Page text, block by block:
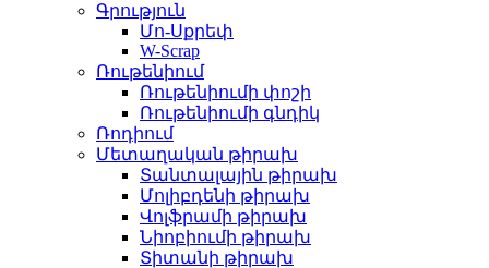
Գրություն
Մո-Սքրեփ
W-Scrap
Ռութենիում
Ռութենիումի փոշի
Ռութենիումի գնդիկ
Ռոդիում
Մետաղական թիրախ
Տանտալային թիրախ
Մոլիբդենի թիրախ
Վոլֆրամի թիրախ
Նիոբիումի թիրախ
Տիտանի թիրախ